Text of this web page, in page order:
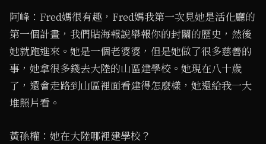
阿峰：Fred媽很有趣，Fred媽我第一次見她是活化廳的
第一個計畫，我們貼海報說舉報你的封關的歷史，然後
她就跑進來。她是一個老婆婆，但是她做了很多慈善的
事，她拿很多錢去大陸的山區建學校。她現在八十歲
了，還會走路到山區裡面看建得怎麼樣，她還給我一大
堆照片看。
黃孫權：她在大陸哪裡建學校？